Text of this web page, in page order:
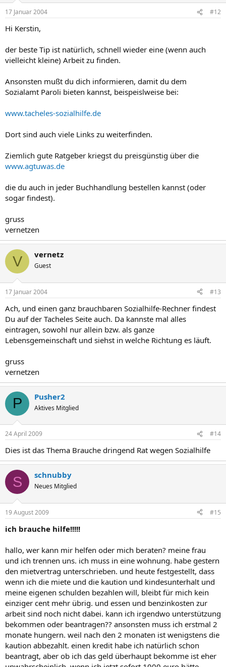
17 Januar 2004 #12
Hi Kerstin,
der beste Tip ist natürlich, schnell wieder eine (wenn auch
vielleicht kleine) Arbeit zu finden.
Ansonsten mußt du dich informieren, damit du dem
Sozialamt Paroli bieten kannst, beispeislweise bei:
www.tacheles-sozialhilfe.de
Dort sind auch viele Links zu weiterfinden.
Ziemlich gute Ratgeber kriegst du preisgünstig über die
www.agtuwas.de
die du auch in jeder Buchhandlung bestellen kannst (oder
sogar findest).
gruss
vernetzen
V vernetz
Guest
17 Januar 2004 #13
Ach, und einen ganz brauchbaren Sozialhilfe-Rechner findest
Du auf der Tacheles Seite auch. Da kannste mal alles
eintragen, sowohl nur allein bzw. als ganze
Lebensgemeinschaft und siehst in welche Richtung es läuft.
gruss
vernetzen
P Pusher2
Aktives Mitglied
24 April 2009 #14
Dies ist das Thema Brauche dringend Rat wegen Sozialhilfe
S schnubby
Neues Mitglied
19 August 2009 #15
ich brauche hilfe!!!!!
hallo, wer kann mir helfen oder mich beraten? meine frau
und ich trennen uns. ich muss in eine wohnung. habe gestern
den mietvertrag unterschrieben. und heute festgestellt, dass
wenn ich die miete und die kaution und kindesunterhalt und
meine eigenen schulden bezahlen will, bleibt für mich kein
einziger cent mehr übrig. und essen und benzinkosten zur
arbeit sind noch nicht dabei. kann ich irgendwo unterstützung
bekommen oder beantragen?? ansonsten muss ich erstmal 2
monate hungern. weil nach den 2 monaten ist wenigstens die
kaution abbezahlt. einen kredit habe ich natürlich schon
beantragt, aber ob ich das geld überhaupt bekomme ist eher